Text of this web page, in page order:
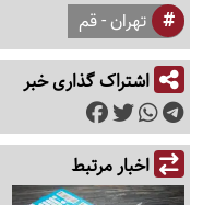
تهران - قم
اشتراک گذاری خبر
اخبار مرتبط